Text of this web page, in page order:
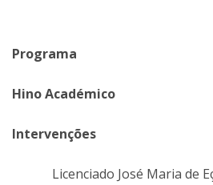
Programa
Hino Académico
Intervenções
Licenciado José Maria de